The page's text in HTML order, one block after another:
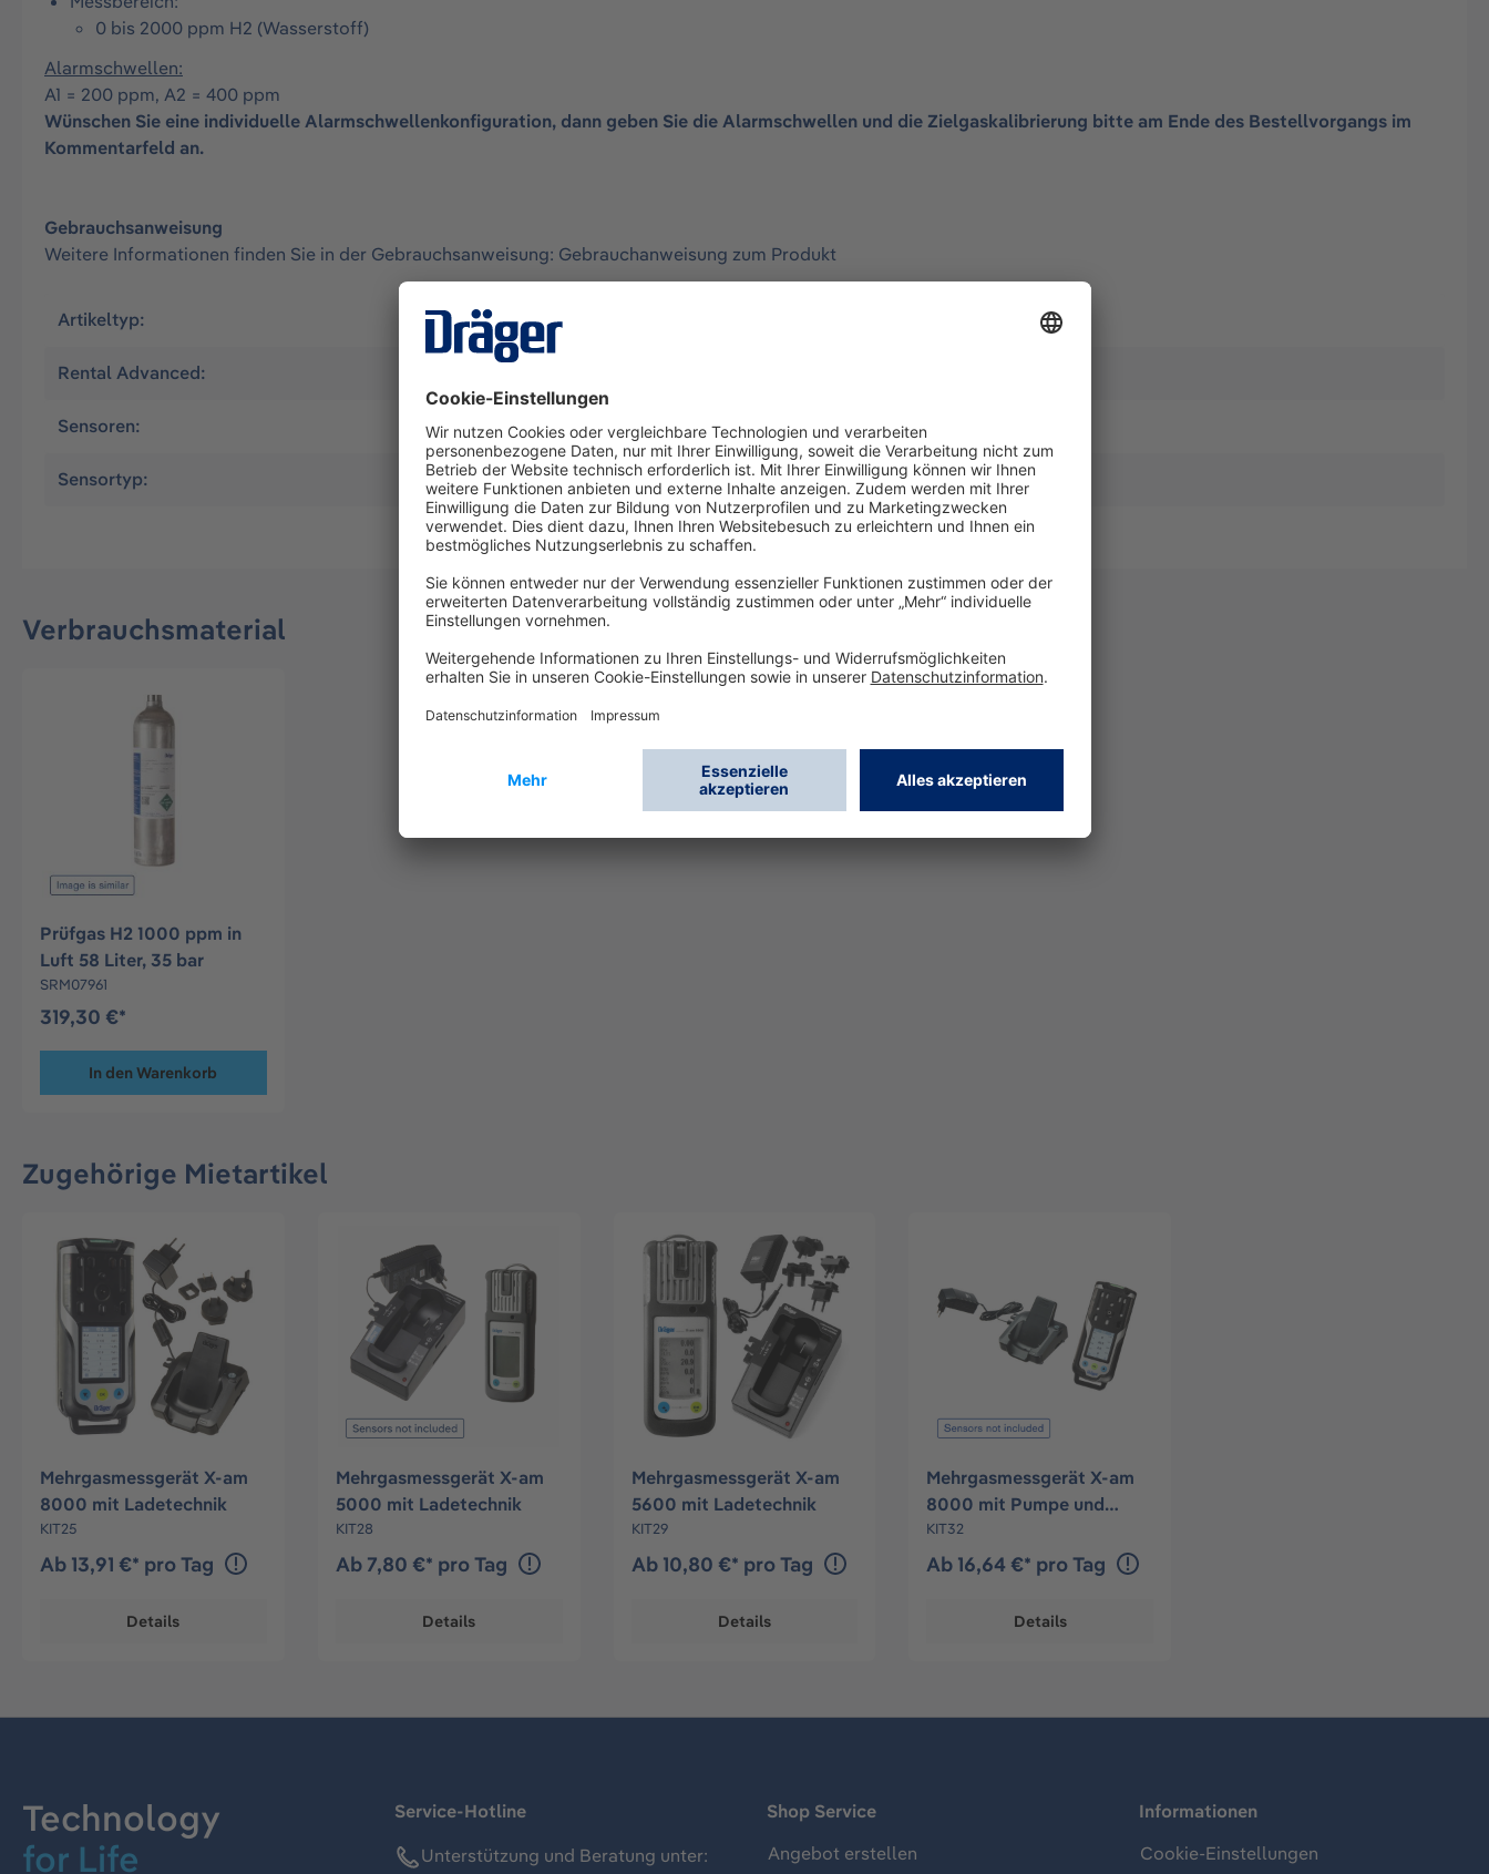
0 bis 2000 ppm H2 (Wasserstoff)
Alarmschwellen:
A1 = 200 ppm, A2 = 400 ppm
Wünschen Sie eine individuelle Alarmschwellenkonfiguration, dann geben Sie die Alarmschwellen und die Zielgaskalibrierung bitte am Ende des Bestellvorgangs im
Kommentarfeld an.
Gebrauchsanweisung
Weitere Informationen finden Sie in der Gebrauchsanweisung: Gebrauchanweisung zum Produkt
Artikeltyp: Mietartikel
Rental Advanced:
Sensoren: H2
Sensortyp: XXS
Verbrauchsmaterial
Prüfgas H2 1000 ppm in
Luft 58 Liter, 35 bar
SRM07961
319,30 €*
In den Warenkorb
Zugehörige Mietartikel
Mehrgasmessgerät X-am
8000 mit Ladetechnik
KIT25
Ab 13,91 €* pro Tag
Details
Mehrgasmessgerät X-am
5000 mit Ladetechnik
KIT28
Ab 7,80 €* pro Tag
Details
Mehrgasmessgerät X-am
5600 mit Ladetechnik
KIT29
Ab 10,80 €* pro Tag
Details
Mehrgasmessgerät X-am
8000 mit Pumpe und
Ladetechnik
KIT32
Ab 16,64 €* pro Tag
Details
Technology
for Life
Service-Hotline
Unterstützung und Beratung unter:
Shop Service
Angebot erstellen
Informationen
Cookie-Einstellungen